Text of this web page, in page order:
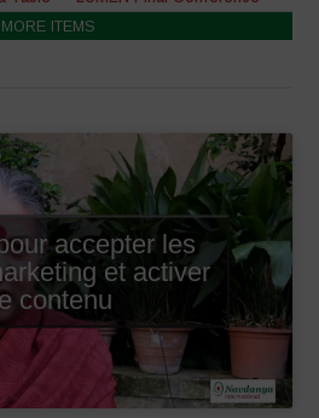
MORE ITEMS
accepter les
et activer
contenu